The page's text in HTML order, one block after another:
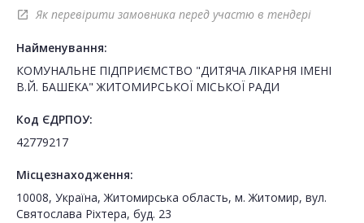
open_in_new Як перевірити замовника перед участю в тендері
Найменування:
КОМУНАЛЬНЕ ПІДПРИЄМСТВО "ДИТЯЧА ЛІКАРНЯ ІМЕНІ
В.Й. БАШЕКА" ЖИТОМИРСЬКОЇ МІСЬКОЇ РАДИ
Код ЄДРПОУ:
42779217
Місцезнаходження:
10008, Україна, Житомирська область, м. Житомир, вул.
Святослава Ріхтера, буд. 23